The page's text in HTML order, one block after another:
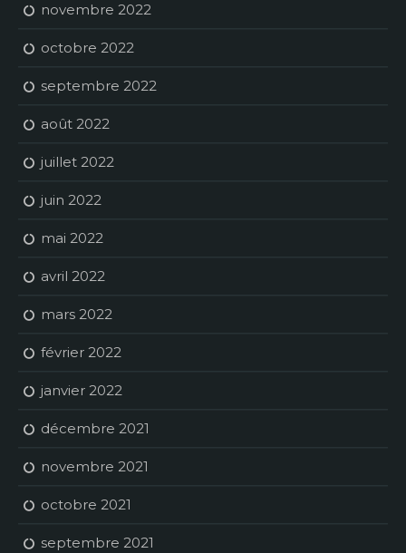
novembre 2022
octobre 2022
septembre 2022
août 2022
juillet 2022
juin 2022
mai 2022
avril 2022
mars 2022
février 2022
janvier 2022
décembre 2021
novembre 2021
octobre 2021
septembre 2021